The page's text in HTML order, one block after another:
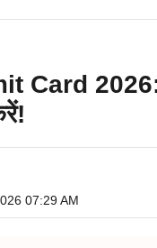
2026:
07:29 AM